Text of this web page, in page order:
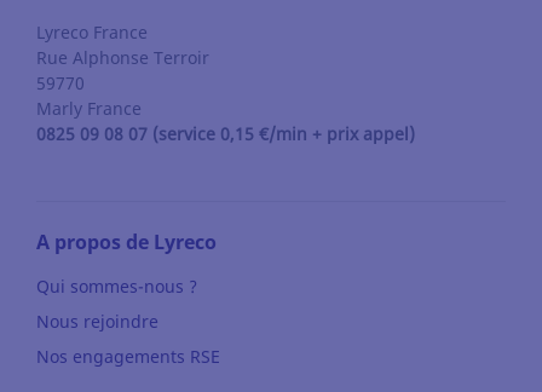
Lyreco France
Rue Alphonse Terroir
59770
Marly France
0825 09 08 07 (service 0,15 €/min + prix appel)
A propos de Lyreco
Qui sommes-nous ?
Nous rejoindre
Nos engagements RSE